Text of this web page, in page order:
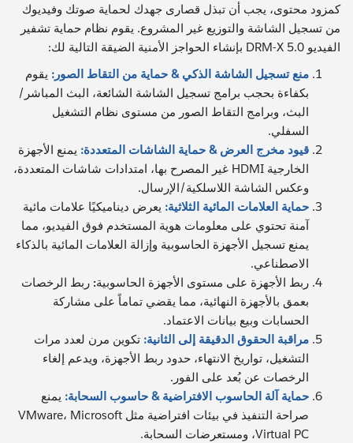
كمزود محتوى، يجب أن تبذل قصارى جهدك لحماية صوتك وفيديوك
من تسجيل الشاشة والتوزيع غير المشروع. يقوم نظام حماية تشفير
الفيديو DRM-X 5.0 بإنشاء الحواجز الأمنية الضيقة التالية لك:
منع تسجيل الشاشة الذكي & حماية من التقاط الصور: يقوم
بكفاءة بحجب برامج تسجيل الشاشة الشائعة، البث المباشر/
البث، وبرامج التقاط الصور من مستوى نظام التشغيل
السفلي.
قيود مخرج العرض & حماية الشاشات المتعددة: يمنع الأجهزة
الخارجية HDMI غير المصرح بها، امتدادات شاشات المتعددة،
وعكس الشاشة اللاسلكية/الإرسال.
حماية العلامات المائية الثلاثية: يعرض ديناميكيًا علامات مائية
آمنة تحتوي على معلومات هوية المستخدم فوق الفيديو، مما
يمنع تسجيل الأجهزة الحاسوبية وإزالة العلامات المائية بالذكاء
الاصطناعي.
ربط الأجهزة على مستوى الأجهزة الحاسوبية: ربط الرخصات
بعمق بالأجهزة النهائية، مما يقضي تماماً على مشاركة
الحسابات وبيع بيانات الاعتماد.
مراقبة الحقوق الدقيقة إلى الثانية: تكوين مرن لعدد مرات
التشغيل، تواريخ الانتهاء، حدود ربط الأجهزة، ويدعم إلغاء
الرخصات عن بُعد على الفور.
حماية آلة الحاسوب الافتراضية & حاسوب السحابة: يمنع
صراحة التنفيذ في بيئات افتراضية مثل VMware، Microsoft
Virtual PC، ومستعرضات السحابة.